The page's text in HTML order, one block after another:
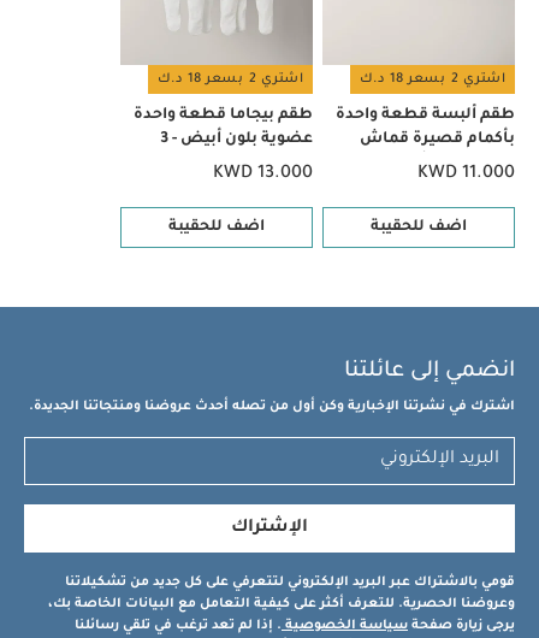
يقلل من قوى الصدمات بنسبة تصل إلى 25%
والسهل قد يعجبك أيضاً: طقم ألبسة قطعة واحدة بأكمام قصيرة
قماش عضوي بلون أبيض - 5 قطع
طقم بيجاما قطعة واحدة عضوية
بلون أبيض - 3 قطع
اشتري 2 بسعر 18 د.ك
طقم ألبسة قطعة واحدة
بأكمام قصيرة قماش
عضوي بلون أبيض - 5 قطع
KWD 11.000
اضف للحقيبة
اشتري 2 بسعر 18 د.ك
طقم بيجاما قطعة واحدة
عضوية بلون أبيض - 3
قطع
KWD 13.000
اضف للحقيبة
انضمي إلى عائلتنا
اشترك في نشرتنا الإخبارية وكن أول من تصله أحدث عروضنا ومنتجاتنا الجديدة.
الإشتراك
قومي بالاشتراك عبر البريد الإلكتروني لتتعرفي على كل جديد من تشكيلاتنا
وعروضنا الحصرية. للتعرف أكثر على كيفية التعامل مع البيانات الخاصة بك،
يرجى زيارة صفحة سياسة الخصوصية . إذا لم تعد ترغب في تلقي رسائلنا